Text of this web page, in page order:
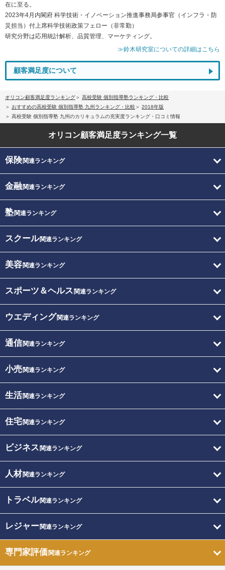
在に至る。
2023年4月内閣府 科学技術・イノベーション推進事務局参事官（インフラ・防
災担当）付上席科学技術政策フェロー（非常勤）
研究分野は応用統計解析、品質管理、マーケティング。
≫鈴木研究室についての詳細はこちら
顧客満足度について
オリコン顧客満足度ランキング
高校受験 個別指導塾ランキング・比較
おすすめの高校受験 個別指導塾 九州ランキング・比較
2018年版
高校受験 個別指導塾 九州のカリキュラムの充実度ランキング・口コミ情報
オリコン顧客満足度ランキング一覧
保険関連ランキング
金融関連ランキング
塾関連ランキング
スクール関連ランキング
美容関連ランキング
スポーツ＆ヘルス 関連ランキング
ウエディング関連ランキング
通信関連ランキング
小売関連ランキング
生活関連ランキング
住宅関連ランキング
ビジネス 関連ランキング
人材関連ランキング
トラベル関連ランキング
レジャー関連ランキング
専門家評価関連ランキング